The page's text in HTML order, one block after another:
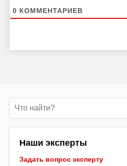
0 КОММЕНТАРИЕВ
Наши эксперты
Задать вопрос эксперту